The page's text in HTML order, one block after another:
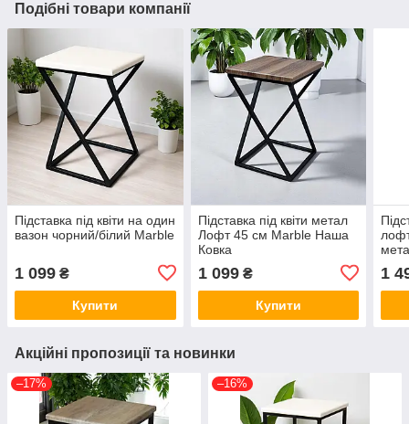
Подібні товари компанії
Підставка під квіти на один
вазон чорний/білий Marble
1 099 ₴
Купити
Підставка під квіти метал
Лофт 45 см Marble Наша
Ковка
1 099₴
Купити
1
Акційні пропозиції та новинки
–17% –16%